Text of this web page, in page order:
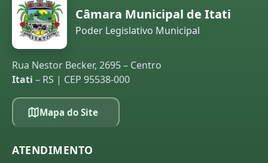
Câmara Municipal de Itati
Poder Legislativo Municipal
Rua Nestor Becker, 2695 – Centro
Itati – RS | CEP 95538-000
Mapa do Site
ATENDIMENTO